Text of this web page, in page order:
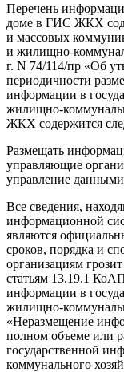
Перечень
доме в ГИС ЖКХ
и массовых
и жилищно-
г. N 74/114/пр «Об
периодичности
информации в
жилищно-
ЖКХ содержится
Размещать
управляющие
управление
Все сведения,
информационной
являются
сроков, порядка и
организациям
статьям 13.19.1
информации в
жилищно-
«Неразмещение
полном объеме или
государственной
коммунального